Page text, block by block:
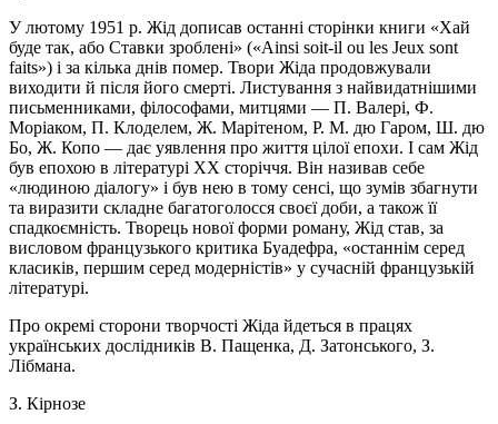
У лютому 1951 р. Жід дописав останні сторінки книги «Хай
буде так, або Ставки зроблені» («Ainsi soit-il ou les Jeux sont
faits») і за кілька днів помер. Твори Жіда продовжували
виходити й після його смерті. Листування з найвидатнішими
письменниками, філософами, митцями — П. Валері, Ф.
Моріаком, П. Клоделем, Ж. Марітеном, Р. М. дю Гаром, Ш. дю
Бо, Ж. Копо — дає уявлення про життя цілої епохи. І сам Жід
був епохою в літературі XX сторіччя. Він називав себе
«людиною діалогу» і був нею в тому сенсі, що зумів збагнути
та виразити складне багатоголосся своєї доби, а також її
спадкоємність. Творець нової форми роману, Жід став, за
висловом французького критика Буадефра, «останнім серед
класиків, першим серед модерністів» у сучасній французькій
літературі.
Про окремі сторони творчості Жіда йдеться в працях
українських дослідників В. Пащенка, Д. Затонського, З.
Лібмана.
З. Кірнозе